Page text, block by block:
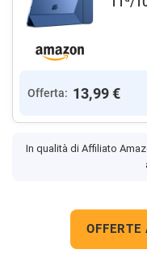
Offerta: 13,99 €
In qualità di Affiliato